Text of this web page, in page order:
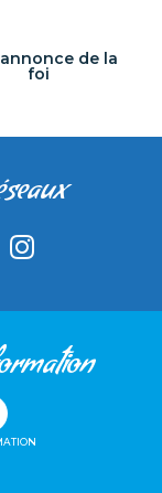
de la
foi